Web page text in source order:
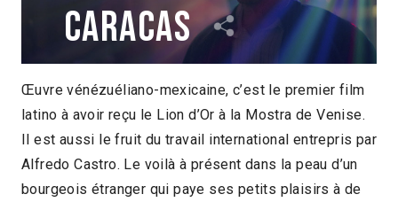
Caracas
Lorenzo Vigas Venezuela 2015
1h33
2021 > Focus Alfredo Castro
Œuvre vénézuéliano-mexicaine, c’est le premier film
latino à avoir reçu le Lion d’Or à la Mostra de Venise.
Il est aussi le fruit du travail international entrepris par
Alfredo Castro. Le voilà à présent dans la peau d’un
bourgeois étranger qui paye ses petits plaisirs à de